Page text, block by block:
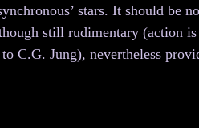
stars. It should be
still rudimentary (action
C.G. Jung), nevertheless